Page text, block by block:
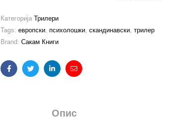
Категорија Трилери
Tags: европски психолошки скандинавски трилер
Brand: Сакам Книги
FacebookTwitterLinkedinEmail
Опис